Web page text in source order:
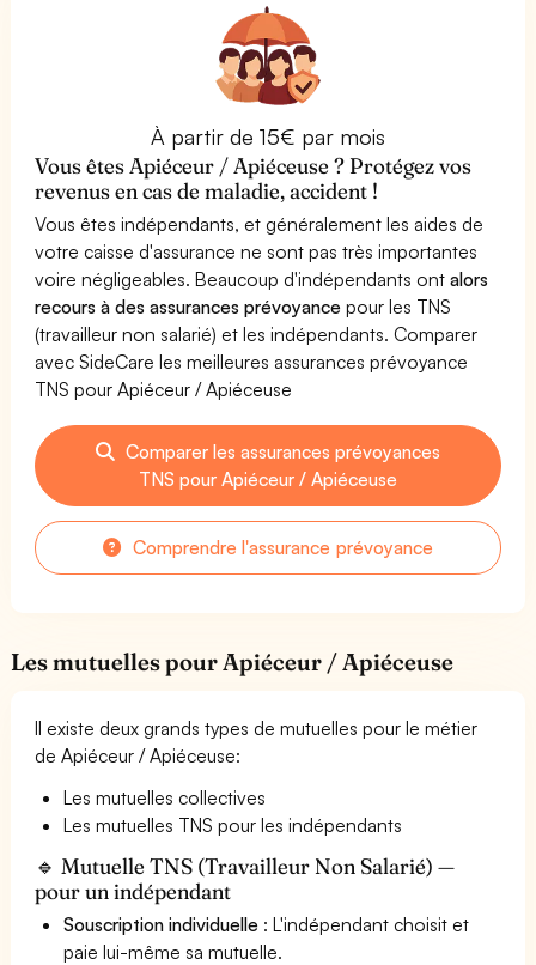
À partir de 15€ par mois
Vous êtes Apiéceur / Apiéceuse ? Protégez vos
revenus en cas de maladie, accident !
Vous êtes indépendants, et généralement les aides de
votre caisse d'assurance ne sont pas très importantes
voire négligeables. Beaucoup d'indépendants ontalors
recours à des assurances prévoyance pour les TNS
(travailleur non salarié) et les indépendants. Comparer
avec SideCare les meilleures assurances prévoyance
TNS pour Apiéceur / Apiéceuse
Comparer les assurances prévoyances
TNS pour Apiéceur / Apiéceuse
Comprendre l'assurance prévoyance
Les mutuelles pour Apiéceur / Apiéceuse
Il existe deux grands types de mutuelles pour le métier
de Apiéceur / Apiéceuse:
Les mutuelles collectives
Les mutuelles TNS pour les indépendants
🔹 Mutuelle TNS (Travailleur Non Salarié) —
pour un indépendant
Souscription individuelle : L'indépendant choisit et
paie lui-même sa mutuelle.